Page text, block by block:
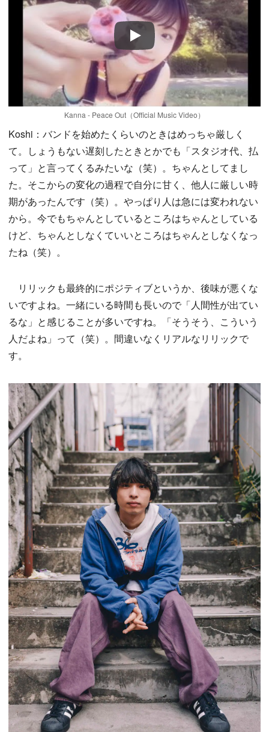
Play
Kanna - Peace Out（Official Music Video）
Koshi：バンドを始めたくらいのときはめっちゃ厳しく
て。しょうもない遅刻したときとかでも「スタジオ代、払
って」と言ってくるみたいな（笑）。ちゃんとしてまし
た。そこからの変化の過程で自分に甘く、他人に厳しい時
期があったんです（笑）。やっぱり人は急には変われない
から。今でもちゃんとしているところはちゃんとしている
けど、ちゃんとしなくていいところはちゃんとしなくなっ
たね（笑）。
リリックも最終的にポジティブというか、後味が悪くな
いですよね。一緒にいる時間も長いので「人間性が出てい
るな」と感じることが多いですね。「そうそう、こういう
人だよね」って（笑）。間違いなくリアルなリリックで
す。